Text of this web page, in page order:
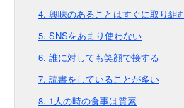
4. 興味のあることはすぐに取り組
5. SNSをあまり使わない
6. 誰に対しても笑顔で接する
7. 読書をしていることが多い
8. 1人の時の食事は質素